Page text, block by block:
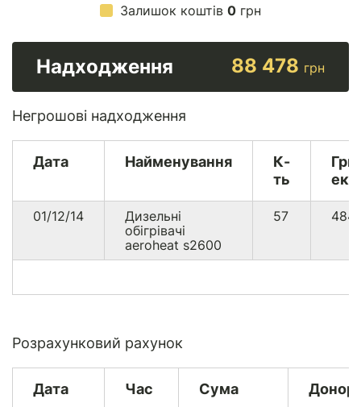
Залишок коштів 0 грн
Надходження 88 478 грн
Негрошові надходження
Дата Найменування
К-
ть
01/12/14
Дизельні
обігрівачі
aeroheat s2600
57
Розрахунковий рахунок
Дата Час Сума Донор